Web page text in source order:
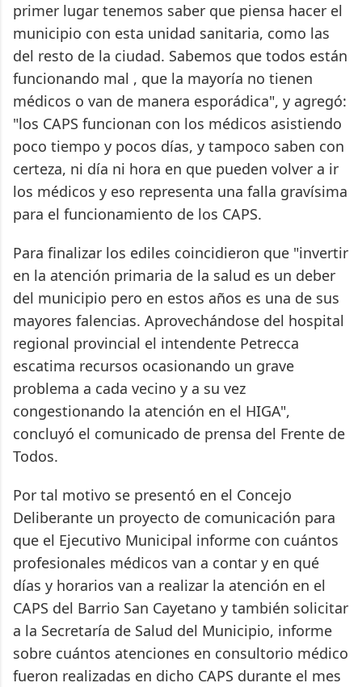
primer lugar tenemos saber que piensa hacer el
municipio con esta unidad sanitaria, como las
del resto de la ciudad. Sabemos que todos están
funcionando mal , que la mayoría no tienen
médicos o van de manera esporádica", y agregó:
"los CAPS funcionan con los médicos asistiendo
poco tiempo y pocos días, y tampoco saben con
certeza, ni día ni hora en que pueden volver a ir
los médicos y eso representa una falla gravísima
para el funcionamiento de los CAPS.
Para finalizar los ediles coincidieron que "invertir
en la atención primaria de la salud es un deber
del municipio pero en estos años es una de sus
mayores falencias. Aprovechándose del hospital
regional provincial el intendente Petrecca
escatima recursos ocasionando un grave
problema a cada vecino y a su vez
congestionando la atención en el HIGA",
concluyó el comunicado de prensa del Frente de
Todos.
Por tal motivo se presentó en el Concejo
Deliberante un proyecto de comunicación para
que el Ejecutivo Municipal informe con cuántos
profesionales médicos van a contar y en qué
días y horarios van a realizar la atención en el
CAPS del Barrio San Cayetano y también solicitar
a la Secretaría de Salud del Municipio, informe
sobre cuántos atenciones en consultorio médico
fueron realizadas en dicho CAPS durante el mes